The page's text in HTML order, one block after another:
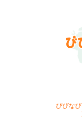
びびな